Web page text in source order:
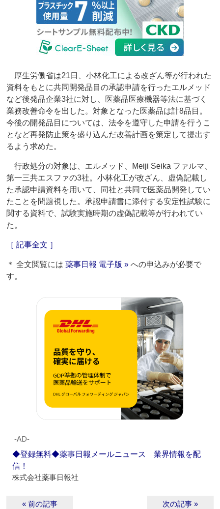
厚生労働省は21日、小林化工による改ざん等が行われた
資料をもとに共同開発品目の承認申請を行ったエルメッド
など後発品企業3社に対し、医薬品医療機器等法に基づく
業務改善命令を出した。対象となった医薬品は計8品目。
今後の開発品目については、法令を遵守した申請を行うこ
となど再発防止策を盛り込んだ改善計画を策定して提出す
るよう求めた。
行政処分の対象は、エルメッド、Meiji Seika ファルマ、
第一三共エスファの3社。小林化工が改ざん、虚偽記載し
た承認申請資料を用いて、同社と共同で医薬品開発してい
たことを問題視した。承認申請書に添付する安定性試験に
関する資料で、試験実施時期の虚偽記載等が行われてい
た。
［ 記事全文 ］
＊ 全文閲覧には薬事日報 電子版 » への申込みが必要で
す。
‐AD‐
◆登録無料◆薬事日報メールニュース 業界情報を配
信！
株式会社薬事日報社
« 前の記事 次の記事 »